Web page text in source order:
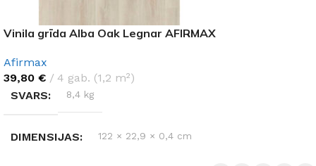
Vinila grīda Alba Oak Legnar AFIRMAX
Afirmax
39,80 €
4 gab. (1,2 m²)
SVARS
8,4 kg
DIMENSIJAS 122 × 22,9 × 0,4 cm